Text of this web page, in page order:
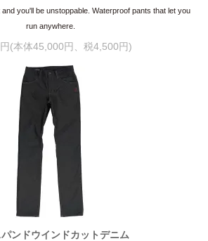
you'll be unstoppable. Waterproof pants that let you
run anywhere.
(本体45,000円、税4,500円)
ンドウインドカットデニム